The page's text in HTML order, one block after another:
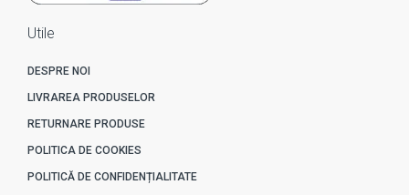
Utile
DESPRE NOI
LIVRAREA PRODUSELOR
RETURNARE PRODUSE
POLITICA DE COOKIES
POLITICĂ DE CONFIDENȚIALITATE